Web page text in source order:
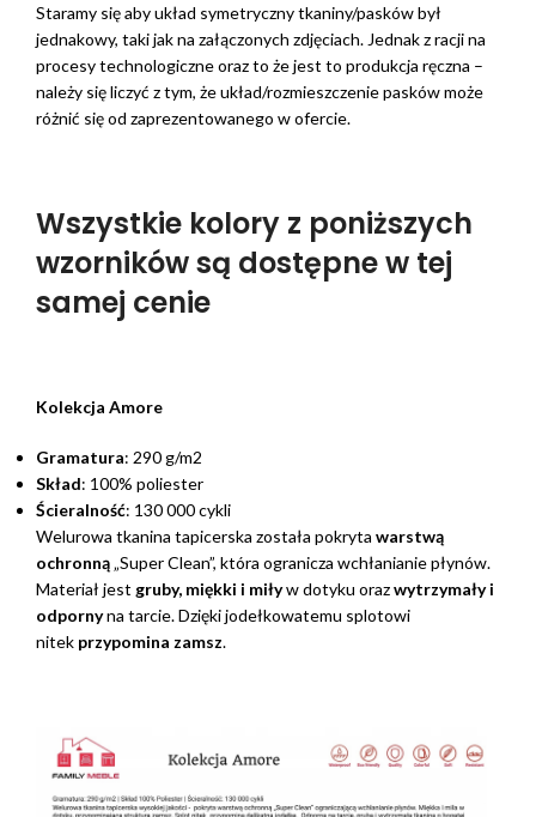
Staramy się aby układ symetryczny tkaniny/pasków był
jednakowy, taki jak na załączonych zdjęciach. Jednak z racji na
procesy technologiczne oraz to że jest to produkcja ręczna –
należy się liczyć z tym, że układ/rozmieszczenie pasków może
różnić się od zaprezentowanego w ofercie.
Wszystkie kolory z poniższych
wzorników są dostępne w tej
samej cenie
Kolekcja Amore
Gramatura: 290 g/m2
Skład: 100% poliester
Ścieralność: 130 000 cykli
Welurowa tkanina tapicerska została pokryta warstwą
ochronną„Super Clean”, która ogranicza wchłanianie płynów.
Materiał jest gruby, miękki i miływ dotyku orazwytrzymały i
odpornyna tarcie. Dzięki jodełkowatemu splotowi
nitek przypomina zamsz.